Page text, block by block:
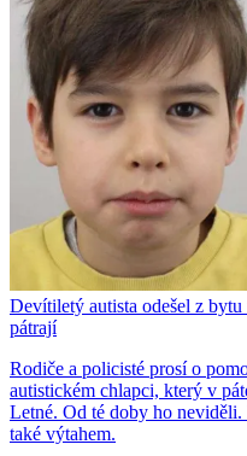
Devítiletý autista odešel z
pátrají
Rodiče a policisté prosí o
autistickém chlapci, který v
Letné. Od té doby ho
také výtahem.